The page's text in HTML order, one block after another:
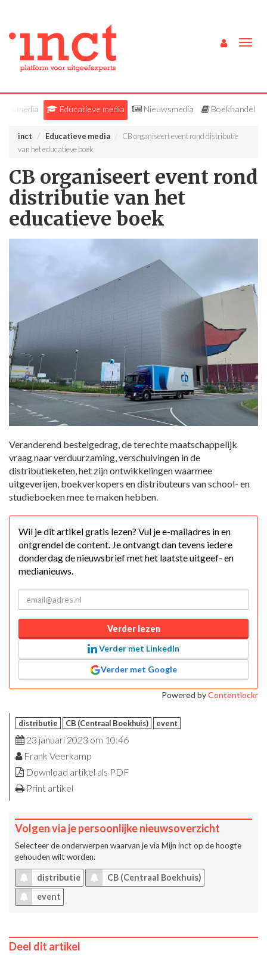
Vakmedia Educatieve media Nieuwsmedia Boekhandel
inct Educatieve media
CB organiseert event rond distributie
van het educatieve boek
CB organiseert event rond
distributie van het
educatieve boek
Veranderend bestelgedrag, de terechte maatschappelijk
vraag naar verduurzaming, verschuivingen in de
distributieketen, het zijn ontwikkelingen waarmee
uitgeverijen, boekverkopers en distributeurs van school- en
studieboeken mee te maken hebben.
Wil je dit artikel gratis lezen? Vul je e-mailadres in en
ontgrendel de content. Je ontvangt dan tevens iedere
donderdag de nieuwsbrief met het laatste uitgeef- en
medianieuws.
Verder lezen
Verder met LinkedIn
Verder met Google
Powered byContentlockr
distributie CB (Centraal Boekhuis) event
23 januari 2023 om 10:46
Frank Veerkamp
Download artikel als PDF
Print artikel
Volgen via je persoonlijke nieuwsoverzicht
Selecteer de onderwerpen waarvan je via Mijn inct op de hoogte
gehouden wilt worden.
distributie
CB (Centraal Boekhuis)
event
Deel dit artikel